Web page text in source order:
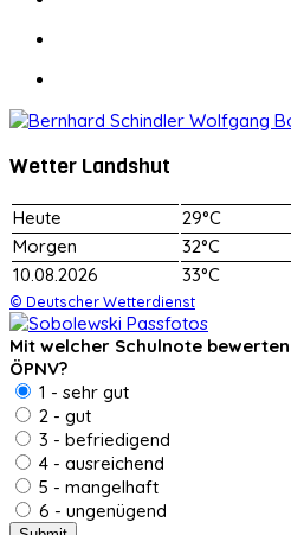
Wetter Landshut
Heute
29°C
Morgen
32°C
10.08.2026
33°C
© Deutscher Wetterdienst
Mit welcher Schulnote
ÖPNV?
1 - sehr gut
2 - gut
3 - befriedigend
4 - ausreichend
5 - mangelhaft
6 - ungenügend